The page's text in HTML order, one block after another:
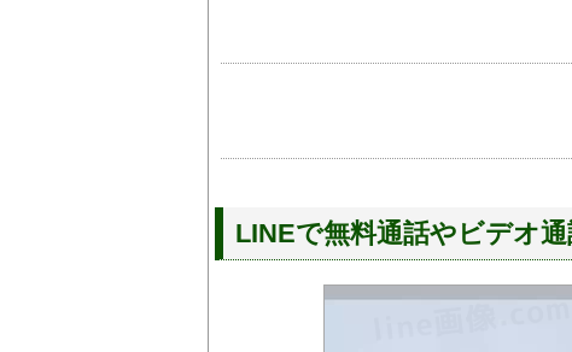
LINEで無料通話やビデオ